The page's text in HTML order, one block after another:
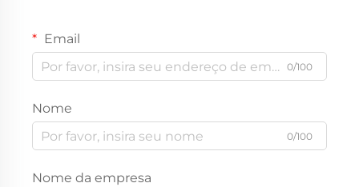
Email
0/100
Nome
0/100
Nome da empresa